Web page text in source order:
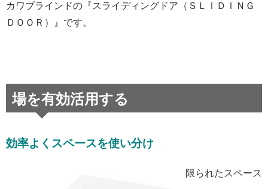
カワブラインドの『スライディングドア（ＳＬＩＤＩＮＧ
ＤＯＯＲ）』です。
場を有効活用する
効率よくスペースを使い分け
限られたスペース